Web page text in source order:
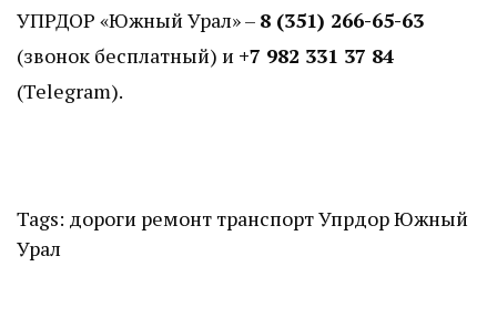
УПРДОР «Южный Урал» – 8 (351) 266-65-63
(звонок бесплатный) и +7 982 331 37 84
(Telegram).
Tags: дороги ремонттранспортУпрдор Южный
Урал